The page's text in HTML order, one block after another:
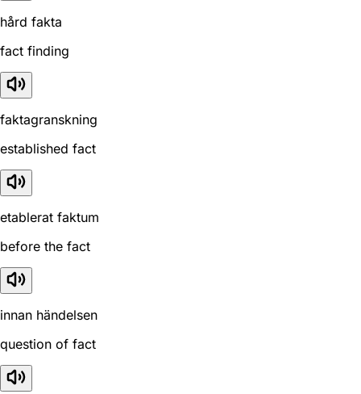
hård fakta
fact finding
faktagranskning
established fact
etablerat faktum
before the fact
innan händelsen
question of fact